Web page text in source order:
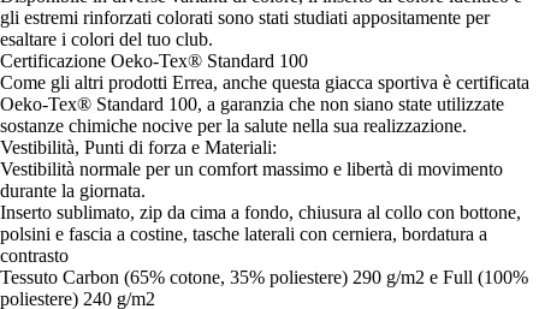
gli estremi rinforzati colorati sono stati studiati appositamente per
esaltare i colori del tuo club.
Certificazione Oeko-Tex® Standard 100
Come gli altri prodotti Errea, anche questa giacca sportiva è certificata
Oeko-Tex® Standard 100, a garanzia che non siano state utilizzate
sostanze chimiche nocive per la salute nella sua realizzazione.
Vestibilità, Punti di forza e Materiali:
Vestibilità normale per un comfort massimo e libertà di movimento
durante la giornata.
Inserto sublimato, zip da cima a fondo, chiusura al collo con bottone,
polsini e fascia a costine, tasche laterali con cerniera, bordatura a
contrasto
Tessuto Carbon (65% cotone, 35% poliestere) 290 g/m2 e Full (100%
poliestere) 240 g/m2